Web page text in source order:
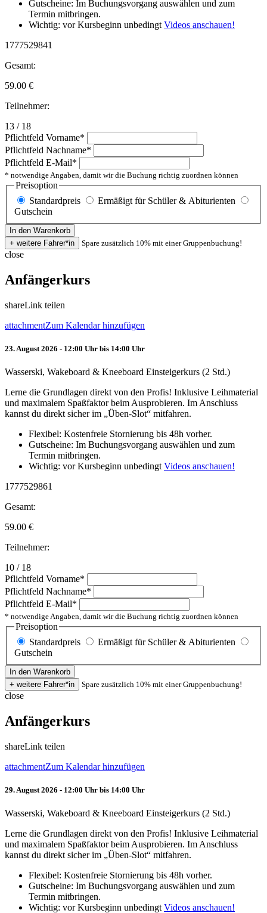
Gutscheine: Im Buchungsvorgang auswählen und zum
Termin mitbringen.
Wichtig: vor Kursbeginn unbedingtVideos anschauen!
1777529841
Gesamt:
59.00 €
Teilnehmer:
13 / 18
Pflichtfeld Vorname*
Pflichtfeld Nachname*
Pflichtfeld E-Mail*
* notwendige Angaben, damit wir die Buchung richtig zuordnen können
Preisoption
Standardpreis
Ermäßigt für Schüler & Abiturienten
Gutschein
Spare zusätzlich 10% mit einer Gruppenbuchung!
close
Anfängerkurs
shareLink teilen
attachmentZum Kalendar hinzufügen
23. August 2026 - 12:00 Uhr bis 14:00 Uhr
Wasserski, Wakeboard & Kneeboard Einsteigerkurs (2 Std.)
Lerne die Grundlagen direkt von den Profis! Inklusive Leihmaterial
und maximalem Spaßfaktor beim Ausprobieren. Im Anschluss
kannst du direkt sicher im „Üben-Slot“ mitfahren.
Flexibel: Kostenfreie Stornierung bis 48h vorher.
Gutscheine: Im Buchungsvorgang auswählen und zum
Termin mitbringen.
Wichtig: vor Kursbeginn unbedingt Videos anschauen!
1777529861
Gesamt:
59.00 €
Teilnehmer:
10 / 18
Pflichtfeld Vorname*
Pflichtfeld Nachname*
Pflichtfeld E-Mail*
* notwendige Angaben, damit wir die Buchung richtig zuordnen können
Preisoption
Standardpreis
Ermäßigt für Schüler & Abiturienten
Gutschein
Spare zusätzlich 10% mit einer Gruppenbuchung!
close
Anfängerkurs
shareLink teilen
attachmentZum Kalendar hinzufügen
29. August 2026 - 12:00 Uhr bis 14:00 Uhr
Wasserski, Wakeboard & Kneeboard Einsteigerkurs (2 Std.)
Lerne die Grundlagen direkt von den Profis! Inklusive Leihmaterial
und maximalem Spaßfaktor beim Ausprobieren. Im Anschluss
kannst du direkt sicher im „Üben-Slot“ mitfahren.
Flexibel: Kostenfreie Stornierung bis 48h vorher.
Gutscheine: Im Buchungsvorgang auswählen und zum
Termin mitbringen.
Wichtig: vor Kursbeginn unbedingt Videos anschauen!